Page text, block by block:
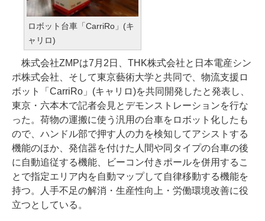
ロボット台車「CarriRo」(キ
ャリロ)
株式会社ZMPは7月2日、THK株式会社と日本電産シン
ポ株式会社、そして東京藝術大学と共同で、物流支援ロ
ボット「CarriRo」(キャリロ)を共同開発したと発表し、
東京・六本木で記者会見とデモンストレーションを行な
った。荷物の運搬に使う汎用の台車をロボット化したも
ので、ハンドル部で押す人の力を検知してアシストする
機能のほか、発信器を付けた人間や同タイプの台車の後
に自動追従する機能、ビーコン付きポールを併用するこ
とで指定エリア内を自動マップして自律移動する機能を
持つ。人手不足の解消・生産性向上・労働環境改善に役
立つとしている。